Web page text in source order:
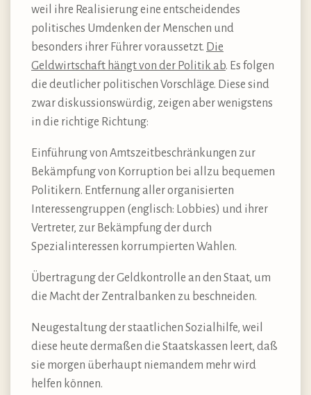
weil ihre Realisierung eine entscheidendes
politisches Umdenken der Menschen und
besonders ihrer Führer voraussetzt. Die
Geldwirtschaft hängt von der Politik ab. Es folgen
die deutlicher politischen Vorschläge. Diese sind
zwar diskussionswürdig, zeigen aber wenigstens
in die richtige Richtung:
Einführung von Amtszeitbeschränkungen zur
Bekämpfung von Korruption bei allzu bequemen
Politikern. Entfernung aller organisierten
Interessengruppen (englisch: Lobbies) und ihrer
Vertreter, zur Bekämpfung der durch
Spezialinteressen korrumpierten Wahlen.
Übertragung der Geldkontrolle an den Staat, um
die Macht der Zentralbanken zu beschneiden.
Neugestaltung der staatlichen Sozialhilfe, weil
diese heute dermaßen die Staatskassen leert, daß
sie morgen überhaupt niemandem mehr wird
helfen können.